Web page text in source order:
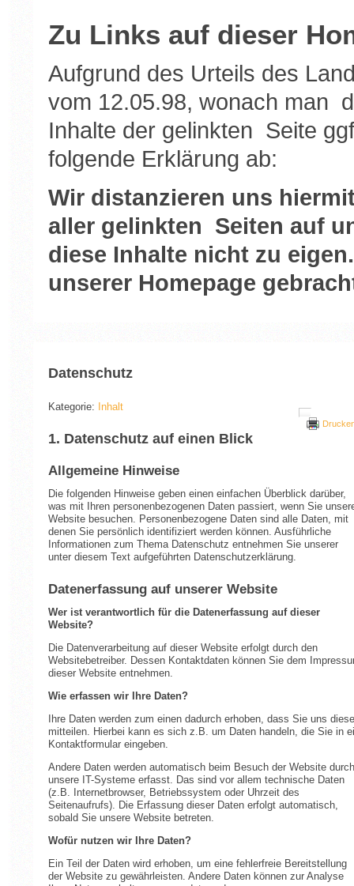
Zu Links auf dieser
Aufgrund des Urteils des
vom 12.05.98, wonach man
Inhalte der gelinkten Seite
folgende Erklärung ab:
Wir distanzieren uns
aller gelinkten Seiten auf
diese Inhalte nicht zu
unserer Homepage
Datenschutz
Kategorie: Inhalt
1. Datenschutz auf einen Blick
Allgemeine Hinweise
Die folgenden Hinweise geben einen einfachen Überblick darüber,
was mit Ihren personenbezogenen Daten passiert, wenn Sie
Website besuchen. Personenbezogene Daten sind alle Daten, mit
denen Sie persönlich identifiziert werden können. Ausführliche
Informationen zum Thema Datenschutz entnehmen Sie unserer
unter diesem Text aufgeführten Datenschutzerklärung.
Datenerfassung auf unserer Website
Wer ist verantwortlich für die Datenerfassung auf dieser
Website?
Die Datenverarbeitung auf dieser Website erfolgt durch den
Websitebetreiber. Dessen Kontaktdaten können Sie dem
dieser Website entnehmen.
Wie erfassen wir Ihre Daten?
Ihre Daten werden zum einen dadurch erhoben, dass Sie uns diese
mitteilen. Hierbei kann es sich z.B. um Daten handeln, die Sie in
Kontaktformular eingeben.
Andere Daten werden automatisch beim Besuch der Website durch
unsere IT-Systeme erfasst. Das sind vor allem technische Daten
(z.B. Internetbrowser, Betriebssystem oder Uhrzeit des
Seitenaufrufs). Die Erfassung dieser Daten erfolgt automatisch,
sobald Sie unsere Website betreten.
Wofür nutzen wir Ihre Daten?
Ein Teil der Daten wird erhoben, um eine fehlerfreie Bereitstellung
der Website zu gewährleisten. Andere Daten können zur Analyse